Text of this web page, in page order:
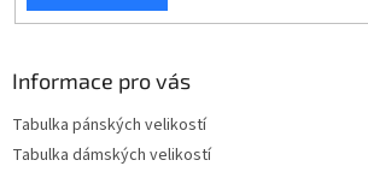
Informace pro vás
Tabulka pánských velikostí
Tabulka dámských velikostí